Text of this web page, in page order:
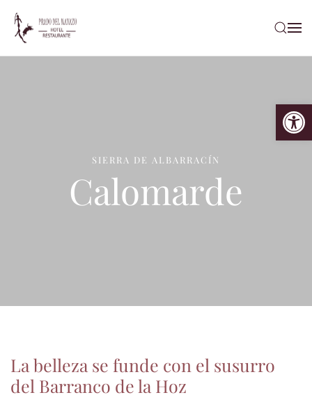
Ir al contenido principal
SIERRA DE ALBARRACÍN
Calomarde
La belleza se funde con el susurro
del Barranco de la Hoz